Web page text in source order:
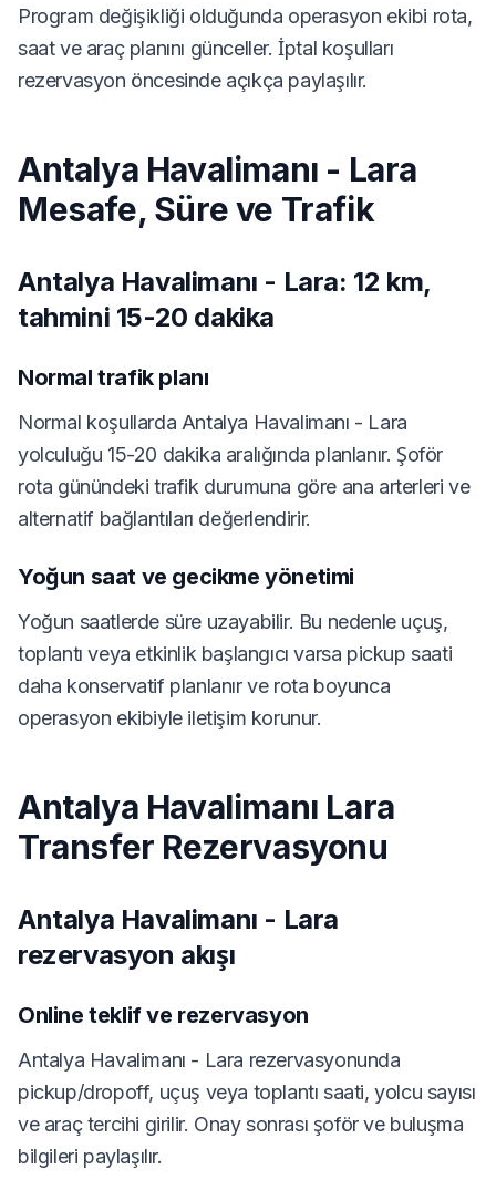
Program değişikliği olduğunda operasyon ekibi rota,
saat ve araç planını günceller. İptal koşulları
rezervasyon öncesinde açıkça paylaşılır.
Antalya Havalimanı - Lara
Mesafe, Süre ve Trafik
Antalya Havalimanı - Lara: 12 km,
tahmini 15-20 dakika
Normal trafik planı
Normal koşullarda Antalya Havalimanı - Lara
yolculuğu 15-20 dakika aralığında planlanır. Şoför
rota günündeki trafik durumuna göre ana arterleri ve
alternatif bağlantıları değerlendirir.
Yoğun saat ve gecikme yönetimi
Yoğun saatlerde süre uzayabilir. Bu nedenle uçuş,
toplantı veya etkinlik başlangıcı varsa pickup saati
daha konservatif planlanır ve rota boyunca
operasyon ekibiyle iletişim korunur.
Antalya Havalimanı Lara
Transfer Rezervasyonu
Antalya Havalimanı - Lara
rezervasyon akışı
Online teklif ve rezervasyon
Antalya Havalimanı - Lara rezervasyonunda
pickup/dropoff, uçuş veya toplantı saati, yolcu sayısı
ve araç tercihi girilir. Onay sonrası şoför ve buluşma
bilgileri paylaşılır.